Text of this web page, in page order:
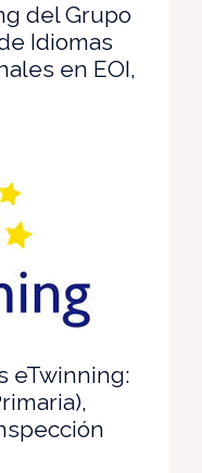
del Grupo
Idiomas
en EOI,
eTwinning: